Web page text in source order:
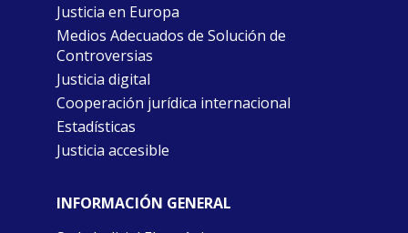
Justicia en Europa
Medios Adecuados de Solución de
Controversias
Justicia digital
Cooperación jurídica internacional
Estadísticas
Justicia accesible
INFORMACIÓN GENERAL